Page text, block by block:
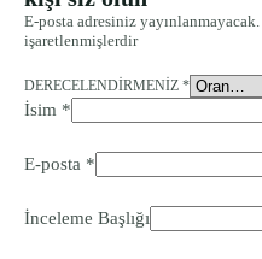
E-posta adresiniz yayınlanmayacak.
işaretlenmişlerdir
DERECELENDIRMENIZ *
İsim *
E-posta *
İnceleme Başlığı